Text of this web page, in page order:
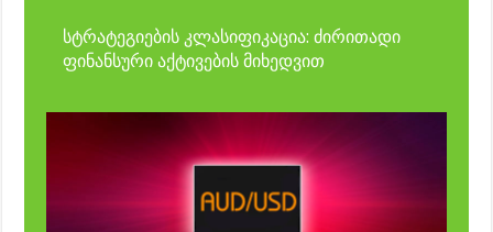
სტრატეგიების კლასიფიკაცია: ძირითადი
ფინანსური აქტივების მიხედვით